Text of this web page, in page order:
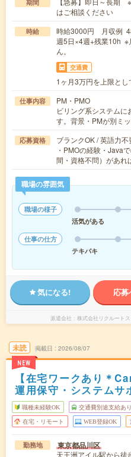
期間
はご相談ください
時給
時給3000円 月収例
週5日×4週+残業10h ※
ん。
交通費
1ヶ月3万円を上限と
仕事内容
PM・PMO
ビリング系システムに
す。背景・PMが別ミ
応募資格
ブランクOK / 英語力不
・PMOの経験・Java
間・資格不問）があ
職場の雰囲気
職場の様子
活気がある
仕事の仕方
テキパキ
気になる! 応
派遣会社 株式会社リクルート
未読
NEW
掲載日 2026/08/07
【在宅ワークあり＊
運用保守・システムサ
職種未経験OK 交通費別途支給あり
在宅・リモート WEB登録OK
勤務地 東京都品川区
天王洲アイル駅から徒